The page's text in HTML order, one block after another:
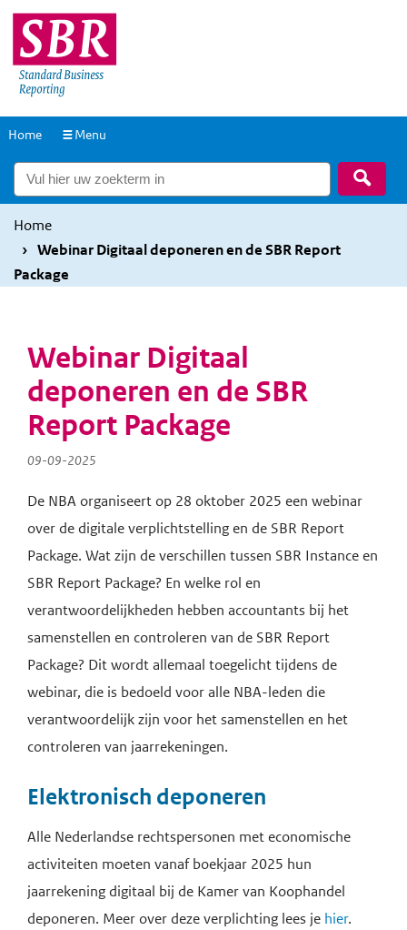
Overslaan
en
naar
inhoud
Overslaan
en
naar
hoofdnavigatie
Naar
homepage
Home Menu
Home
Webinar Digitaal deponeren en de SBR Report
Package
Webinar Digitaal
deponeren en de SBR
Report Package
09-09-2025
De NBA organiseert op 28 oktober 2025 een webinar
over de digitale verplichtstelling en de SBR Report
Package. Wat zijn de verschillen tussen SBR Instance en
SBR Report Package? En welke rol en
verantwoordelijkheden hebben accountants bij het
samenstellen en controleren van de SBR Report
Package? Dit wordt allemaal toegelicht tijdens de
webinar, die is bedoeld voor alle NBA-leden die
verantwoordelijk zijn voor het samenstellen en het
controleren van jaarrekeningen.
Elektronisch deponeren
Alle Nederlandse rechtspersonen met economische
activiteiten moeten vanaf boekjaar 2025 hun
jaarrekening digitaal bij de Kamer van Koophandel
deponeren. Meer over deze verplichting lees je hier.